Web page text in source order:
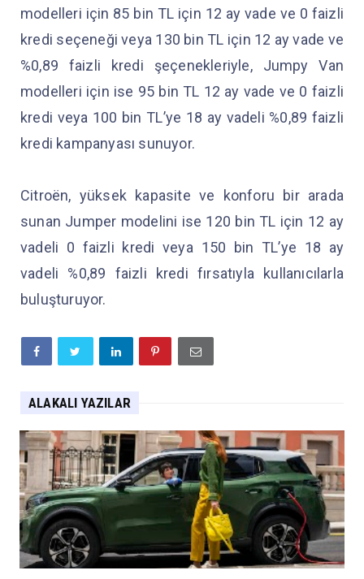
modelleri için 85 bin TL için 12 ay vade ve 0 faizli
kredi seçeneği veya 130 bin TL için 12 ay vade ve
%0,89 faizli kredi şeçenekleriyle, Jumpy Van
modelleri için ise 95 bin TL 12 ay vade ve 0 faizli
kredi veya 100 bin TL’ye 18 ay vadeli %0,89 faizli
kredi kampanyası sunuyor.
Citroën, yüksek kapasite ve konforu bir arada
sunan Jumper modelini ise 120 bin TL için 12 ay
vadeli 0 faizli kredi veya 150 bin TL’ye 18 ay
vadeli %0,89 faizli kredi fırsatıyla kullanıcılarla
buluşturuyor.
ALAKALI YAZILAR